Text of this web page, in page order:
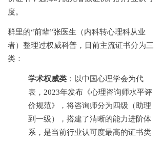
度。
群里的“前辈”张医生（内科转心理科从业
者）整理过权威科普，目前主流证书分为三
类：
学术权威类 ：以中国心理学会为代
表， 2023年发布《心理咨询师水平评
价规范》，将咨询师分为四级（助理
到一级），搭建了清晰的能力进阶体
系，是当前行业认可度最高的证书类